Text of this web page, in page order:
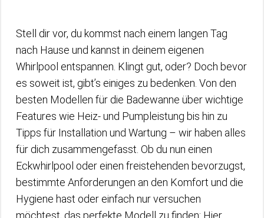
Stell dir vor, du kommst nach einem langen Tag
nach Hause und kannst in deinem eigenen
Whirlpool entspannen. Klingt gut, oder? Doch bevor
es soweit ist, gibt’s einiges zu bedenken. Von den
besten Modellen für die Badewanne über wichtige
Features wie Heiz- und Pumpleistung bis hin zu
Tipps für Installation und Wartung – wir haben alles
für dich zusammengefasst. Ob du nun einen
Eckwhirlpool oder einen freistehenden bevorzugst,
bestimmte Anforderungen an den Komfort und die
Hygiene hast oder einfach nur versuchen
möchtest, das perfekte Modell zu finden: Hier